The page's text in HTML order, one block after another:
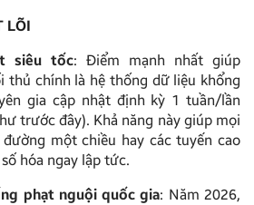
LÕI
siêu tốc: Điểm mạnh nhất giúp
thủ chính là hệ thống dữ liệu khổng
gia cập nhật định kỳ 1 tuần/lần
trước đây). Khả năng này giúp mọi
một chiều hay các tuyến cao
hóa ngay lập tức.
phạt nguội quốc gia: Năm 2026,